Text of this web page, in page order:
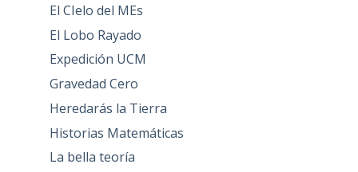
El CIelo del MEs
El Lobo Rayado
Expedición UCM
Gravedad Cero
Heredarás la Tierra
Historias Matemáticas
La bella teoría